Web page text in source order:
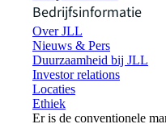
Bedrijfsinformatie
Over JLL
Nieuws & Pers
Duurzaamheid bij JLL
Investor relations
Locaties
Ethiek
Er is de conventionele